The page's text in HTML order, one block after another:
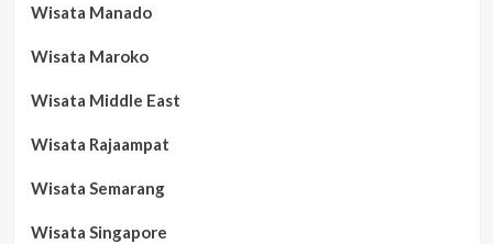
Wisata Manado
Wisata Maroko
Wisata Middle East
Wisata Rajaampat
Wisata Semarang
Wisata Singapore